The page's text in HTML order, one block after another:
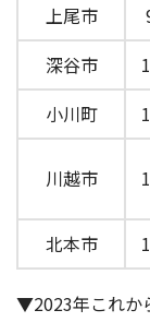
上尾市
深谷市
小川町
川越市
北本市
▼2023年これか